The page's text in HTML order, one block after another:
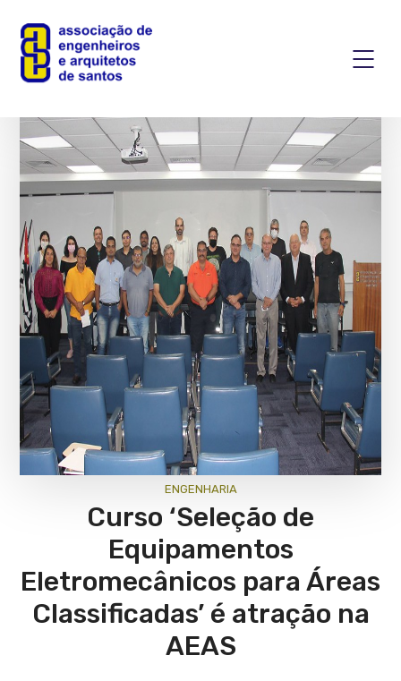
ENGENHARIA
Curso ‘Seleção de
Equipamentos
Eletromecânicos para Áreas
Classificadas’ é atração na
AEAS